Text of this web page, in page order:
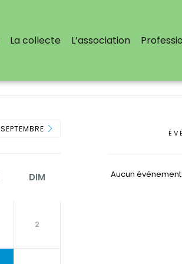
La collecte L’association
SEPTEMBRE
DIM
2
Aucun événement